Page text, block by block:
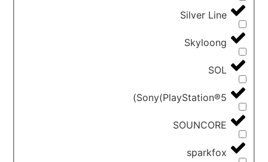
Silver Line
Skyloong
SOL
Sony(PlayStation®5)
SOUNCORE
sparkfox